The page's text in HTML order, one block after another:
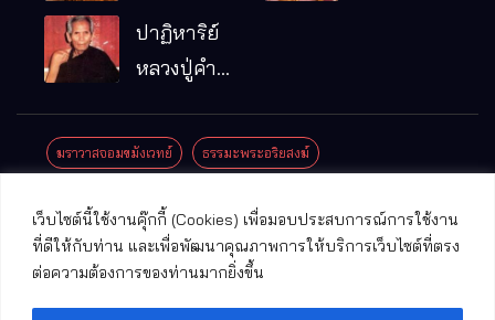
เว็บไซต์นี้ใช้งานคุ๊กกี้ (Cookies) เพื่อมอบประสบการณ์การใช้งาน
ที่ดีให้กับท่าน และเพื่อพัฒนาคุณภาพการให้บริการเว็บไซต์ที่ตรง
ต่อความต้องการของท่านมากยิ่งขึ้น
รมฐาน
คุณ (หลวง
ปู่บัวเกตุ
แล้ว วัดป่า
อ.แม่ริม
จ.เชียงใหม่
ปาฏิหาริย์
หลวงปู่คำ
มณี
ฆราวาสจอมขมังเวทย์ ธรรมะพระอริยสงฆ์
ปาฏิหาริย์พระเครื่อง
พระพุทธรูปศักดิ์สิทธิ์ วัดที่สําคัญ